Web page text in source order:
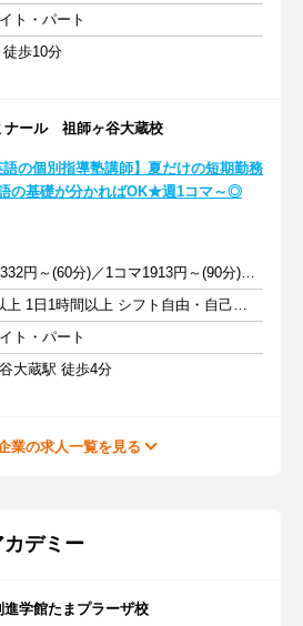
ト・パート
歩10分
ール 祖師ヶ谷大蔵校
語の個別指導塾講師】夏だけの短期勤務
の基礎が分かればOK★週1コマ～◎
1コマ1332円～(60分)／1コマ1913円～(90分) ※準備報告手当込み
週1日以上 1日1時間以上 シフト自由・自己申告
ト・パート
大蔵駅 徒歩4分
業の求人一覧を見る
デミー
学館たまプラーザ校